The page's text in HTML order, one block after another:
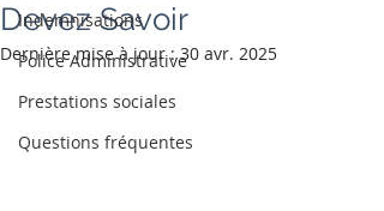
Indemnisations
Police Administrative
Prestations sociales
Questions fréquentes
Devez Savoir
Dernière mise à jour :30 avr. 2025